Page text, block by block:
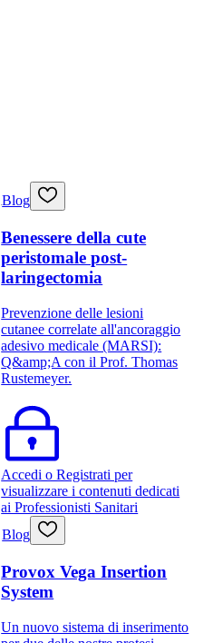
Blog
Benessere della cute
peristomale post-
laringectomia
Prevenzione delle lesioni
cutanee correlate all'ancoraggio
adesivo medicale (MARSI):
Q&amp;A con il Prof. Thomas
Rustemeyer.
Accedi o Registrati per
visualizzare i contenuti dedicati
ai Professionisti Sanitari
Blog
Provox Vega Insertion
System
Un nuovo sistema di inserimento